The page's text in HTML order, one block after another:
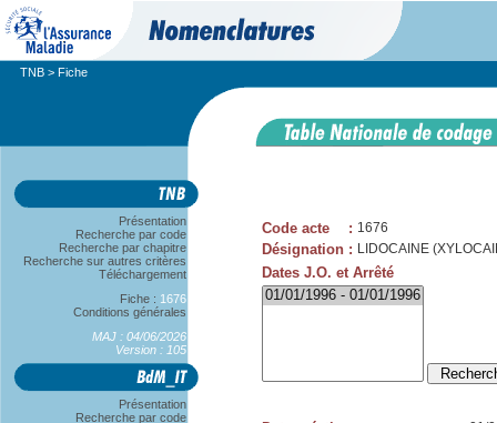
TNB > Fiche
Présentation
Recherche par code
Recherche par chapitre
Recherche sur autres critères
Téléchargement
Fiche : 1676
Conditions générales
MAJ : 04/06/2026
Version : 105
Présentation
Recherche par code
Code acte : 1676
Désignation : LIDOCAINE
Dates J.O. et Arrêté